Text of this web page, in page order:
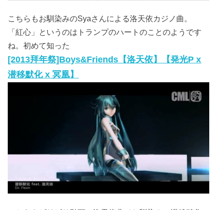
こちらもお馴染みのSyaさんによる洛天依カジノ曲。
「紅心」というのはトランプのハートのことのようです
ね。初めて知った
[2013拜年祭]Boys&Friends【洛天依】【発光P x
潜移默化 x 冥凰】